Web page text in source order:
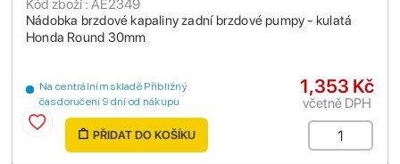
Nádobka brzdové kapaliny zadní brzdové pumpy - kulatá
Honda Round 30mm
Kód zboží : AE2349
Na centrálním skladě Přibližný
čas doručení 9 dní od nákupu
1,353 Kč
včetně DPH
PŘIDAT DO KOŠÍKU